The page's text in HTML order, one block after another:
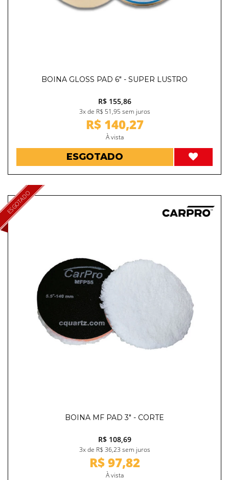
BOINA GLOSS PAD 6" - SUPER LUSTRO
R$ 155,86
3x de R$ 51,95 sem juros
R$ 140,27
À vista
ESGOTADO
ESGOTADO
BOINA MF PAD 3" - CORTE
R$ 108,69
3x de R$ 36,23 sem juros
R$ 97,82
À vista